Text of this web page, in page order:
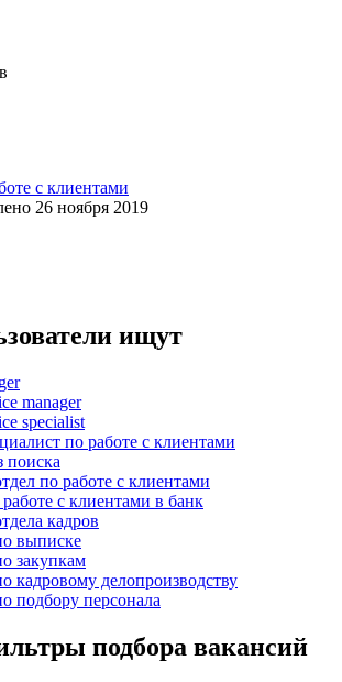
с клиентами
26 ноября 2019
ищут
manager
specialist
по работе с клиентами
поиска
по работе с клиентами
с клиентами в банк
кадров
выписке
закупкам
кадровому делопроизводству
подбору персонала
подбора вакансий